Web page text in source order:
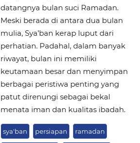
datangnya bulan suci Ramadan.
Meski berada di antara dua bulan
mulia, Sya’ban kerap luput dari
perhatian. Padahal, dalam banyak
riwayat, bulan ini memiliki
keutamaan besar dan menyimpan
berbagai peristiwa penting yang
patut direnungi sebagai bekal
menata iman dan kualitas ibadah.
sya'ban persiapan ramadan